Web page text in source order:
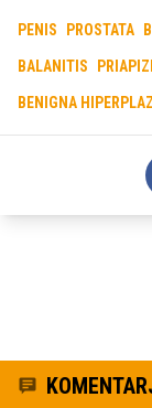
PENIS PROSTATA
BALANITIS
BENIGNA